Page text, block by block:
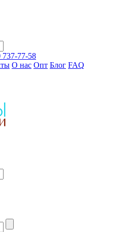
737-77-58
О нас Опт Блог FAQ